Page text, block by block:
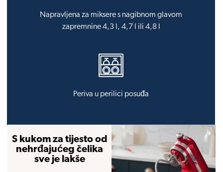
Napravljena za miksere s nagibnom glavom
zapremnine 4,3 l, 4,7 l ili 4,8 l
Periva u perilici posuđa
S kukom za tijesto od
nehrđajućeg čelika
sve je lakše